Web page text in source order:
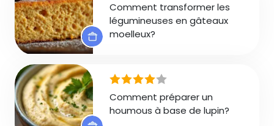
Comment transformer les
légumineuses en gâteaux
moelleux?
Comment préparer un
houmous à base de lupin?